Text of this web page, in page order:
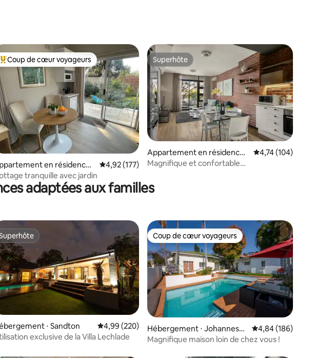
sur la base de 161 commentaires : 4,84 sur 5
5
sur la base de 188 commentaires : 4,94 sur 5
Coups de cœur voyageurs les plus appréciés
Coup de cœur voyageurs
en résidence ⋅
Évaluation moyenne sur la base de 177 commentaires : 4,92 sur 5
4,92 (177)
tranquille avec jardin
Superhôte
Superhôte
Appartement en résidence ⋅
Rosebank
Évaluation moyenne
4,74 (104)
Magnifique et confortable
adaptées aux familles
5sur la base de 148 commentaires : 4,88 sur 5
⋅ Sandton Évaluation moyenne sur la base de 220 commentaires : 4,99 sur 5
4,99 (220)
exclusive de la Villa Lechlade
Coup de cœur voyageurs
Coup de cœur voyageurs
Hébergement ⋅ Johannesb
ourg
Évaluation moyenne
4,84 (186)
Magnifique maison loin de chez vous !